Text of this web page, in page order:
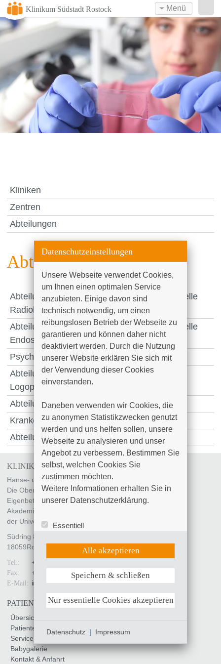
Klinikum Südstadt Rostock Menü
Kliniken
Zentren
Abteilungen
Abteilungen
Abteilung für Diagnostische und Interventionelle
Radiologie
Abteilung für Diagnostische und Interventionelle
Endoskopie
Psychosoziales Zentrum
Abteilung Physiotherapie / Ergotherapie /
Logopädie
Abteilung für Labordiagnostik
Krankenhausapotheke
Abteilung Krankenhaushygiene
KLINIKUM SÜDSTADT ROSTOCK
Hanse- und Universitätsstadt Rostock
Die Oberbürgermeisterin
Eigenbetrieb „Klinikum Südstadt Rostock“
Akademisches Lehrkrankenhaus
der Universität Rostock
Südring 81
18059Rostock
Tel.: +49 (0)381 4401 - 0
Fax: +49 (0)381 4401 - 7799
E-Mail: info @kliniksued-rostock.de
PATIENTEN & BESUCHER
Übersicht
Patienteninfo
Service & Unterstützung
Babygalerie
Kontakt & Anfahrt
Datenschutzeinstellungen
Unsere Webseite verwendet Cookies,
um Ihnen einen optimalen Service
anzubieten. Einige davon sind
technisch notwendig, um einen
reibungslosen Betrieb der Webseite zu
garantieren und können daher nicht
deaktiviert werden. Durch die Nutzung
unserer Website erklären Sie sich mit
der Verwendung dieser Cookies
einverstanden.
Daneben verwenden wir Cookies, die
zu anonymen Statistikzwecken genutzt
werden und uns helfen sollen, unsere
Webseite zu analysieren und unser
Angebot zu verbessern. Bestimmen Sie
selbst, welchen Cookies Sie
zustimmen möchten.
Weitere Informationen erhalten Sie in
unserer Datenschutzerklärung.
Essentiell
UX (Hotjar)
Weitere Informationen anzeigen
Alle akzeptieren
Speichern & schließen
Nur essentielle Cookies akzeptieren
Datenschutz | Impressum